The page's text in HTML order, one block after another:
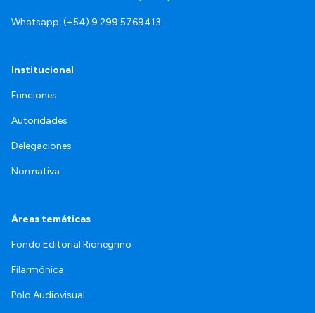
Whatsapp: (+54) 9 299 5769413
Institucional
Funciones
Autoridades
Delegaciones
Normativa
Áreas temáticas
Fondo Editorial Rionegrino
Filarmónica
Polo Audiovisual